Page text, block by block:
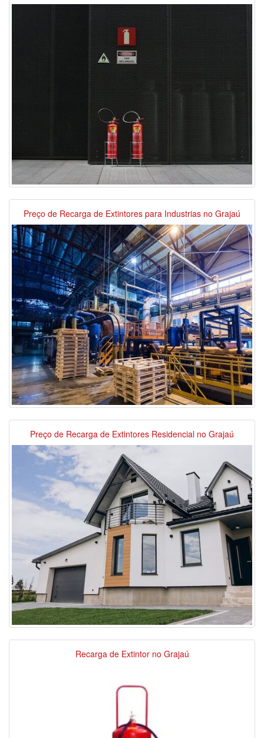
Preço de Recarga de Extintores para Industrias no Grajaú
Preço de Recarga de Extintores Residencial no Grajaú
Recarga de Extintor no Grajaú